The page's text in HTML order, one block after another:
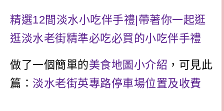
精選12間淡水小吃伴手禮|帶著你一起逛
逛淡水老街精準必吃必買的小吃伴手禮
做了一個簡單的美食地圖小介紹 ，可見此
篇： 淡水老街英專路停車場位置及收費